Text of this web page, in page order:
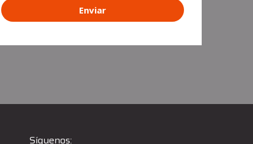
Enviar
Síguenos: